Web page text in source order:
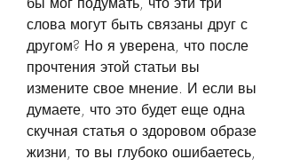
слова могут быть связаны друг с
другом? Но я уверена, что после
прочтения этой статьи вы
измените свое мнение. И если вы
думаете, что это будет еще одна
скучная статья о здоровом образе
жизни, то вы глубоко ошибаетесь,